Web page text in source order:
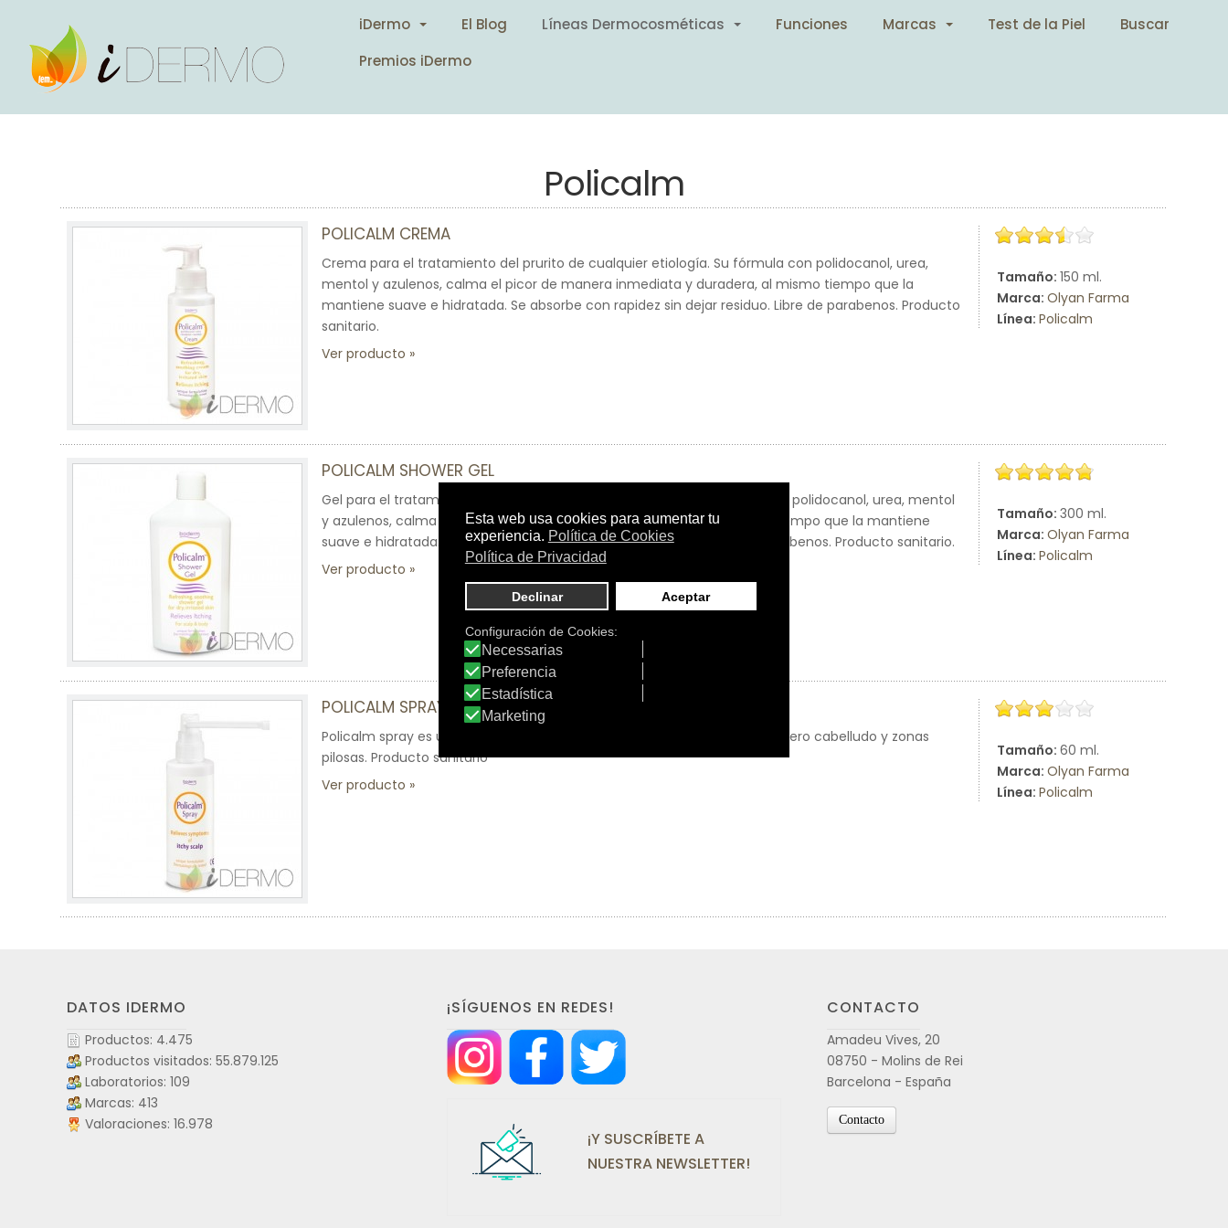
iDermo El Blog Líneas Dermocosméticas Funciones Marcas Test de la Piel
Buscar
Premios iDermo
Policalm
Tamaño: 150 ml.
Marca: Olyan Farma
Línea: Policalm
POLICALM CREMA
Crema para el tratamiento del prurito de cualquier etiología. Su fórmula con polidocanol, urea,
mentol y azulenos, calma el picor de manera inmediata y duradera, al mismo tiempo que la
mantiene suave e hidratada. Se absorbe con rapidez sin dejar residuo. Libre de parabenos. Producto
sanitario.
Ver producto
Tamaño: 300 ml.
Marca: Olyan Farma
Línea: Policalm
POLICALM SHOWER GEL
Gel para el tratamiento del prurito de cualquier etiología. Su fórmula con polidocanol, urea, mentol
y azulenos, calma el picor de manera inmediata y duradera, al mismo tiempo que la mantiene
suave e hidratada. Se absorbe con rapidez sin dejar residuo. Libre de parabenos. Producto sanitario.
Ver producto
Tamaño: 60 ml.
Marca: Olyan Farma
Línea: Policalm
POLICALM SPRAY
Policalm spray es un producto indicado en el tratamiento del picor en cuero cabelludo y zonas
pilosas. Producto sanitario
Ver producto
DATOS IDERMO
Productos: 4.475
Productos visitados: 55.879.125
Laboratorios: 109
Marcas: 413
Valoraciones: 16.978
¡SÍGUENOS EN REDES!
¡Y SUSCRÍBETE A
NUESTRA NEWSLETTER!
CONTACTO
Amadeu Vives, 20
08750 - Molins de Rei
Barcelona - España
Contacto